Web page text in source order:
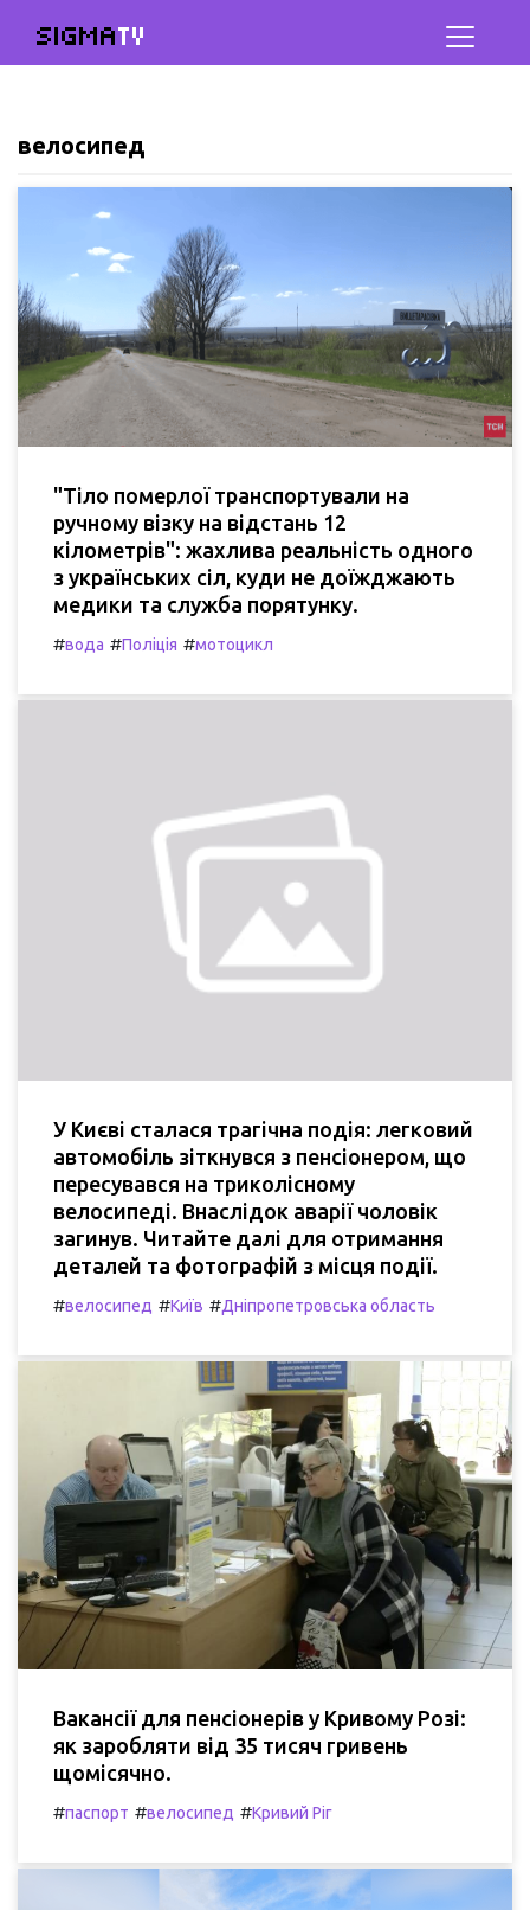
SIGMATV
велосипед
"Тіло померлої транспортували на
ручному візку на відстань 12
кілометрів": жахлива реальність одного
з українських сіл, куди не доїжджають
медики та служба порятунку.
#вода #Поліція #мотоцикл
У Києві сталася трагічна подія: легковий
автомобіль зіткнувся з пенсіонером, що
пересувався на триколісному
велосипеді. Внаслідок аварії чоловік
загинув. Читайте далі для отримання
деталей та фотографій з місця події.
#велосипед #Київ #Дніпропетровська область
Вакансії для пенсіонерів у Кривому Розі:
як заробляти від 35 тисяч гривень
щомісячно.
#паспорт #велосипед #Кривий Ріг